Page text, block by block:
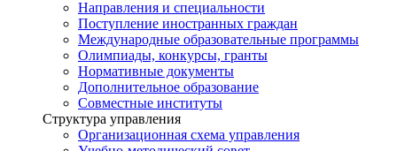
Направления и специальности
Поступление иностранных граждан
Международные образовательные программы
Олимпиады, конкурсы, гранты
Нормативные документы
Дополнительное образование
Совместные институты
Структура управления
Организационная схема управления